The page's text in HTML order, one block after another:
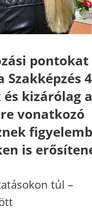
pontokat
kizárólag a
vonatkozó
is
túl –